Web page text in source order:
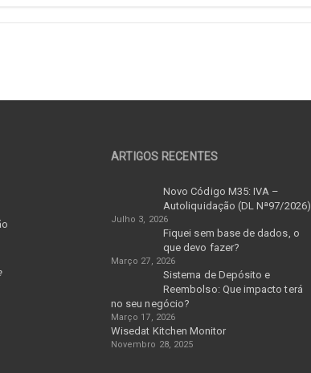
ARTIGOS RECENTES
Novo Código M35: IVA –
Autoliquidação (DL Nª97/2026)
Julho 3, 2026
Fiquei sem base de dados, o
que devo fazer?
Março 27, 2026
Sistema de Depósito e
Reembolso: Que impacto terá
no seu negócio?
Março 17, 2026
Wisedat Kitchen Monitor
Novembro 28, 2025